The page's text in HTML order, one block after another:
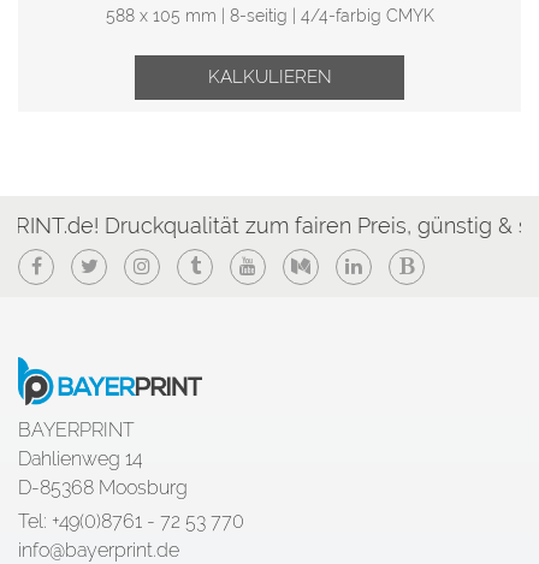
588 x 105 mm | 8-seitig | 4/4-farbig CMYK
KALKULIEREN
Druckqualität zum fairen Preis, günstig & schnell!
FacebookTwitterInstagram
Tumblr YouTubeMediumLinkedInBlogger
BAYERPRINT
Dahlienweg 14
D-85368 Moosburg
Tel: +49(0)8761 - 72 53 770
info@bayerprint.de